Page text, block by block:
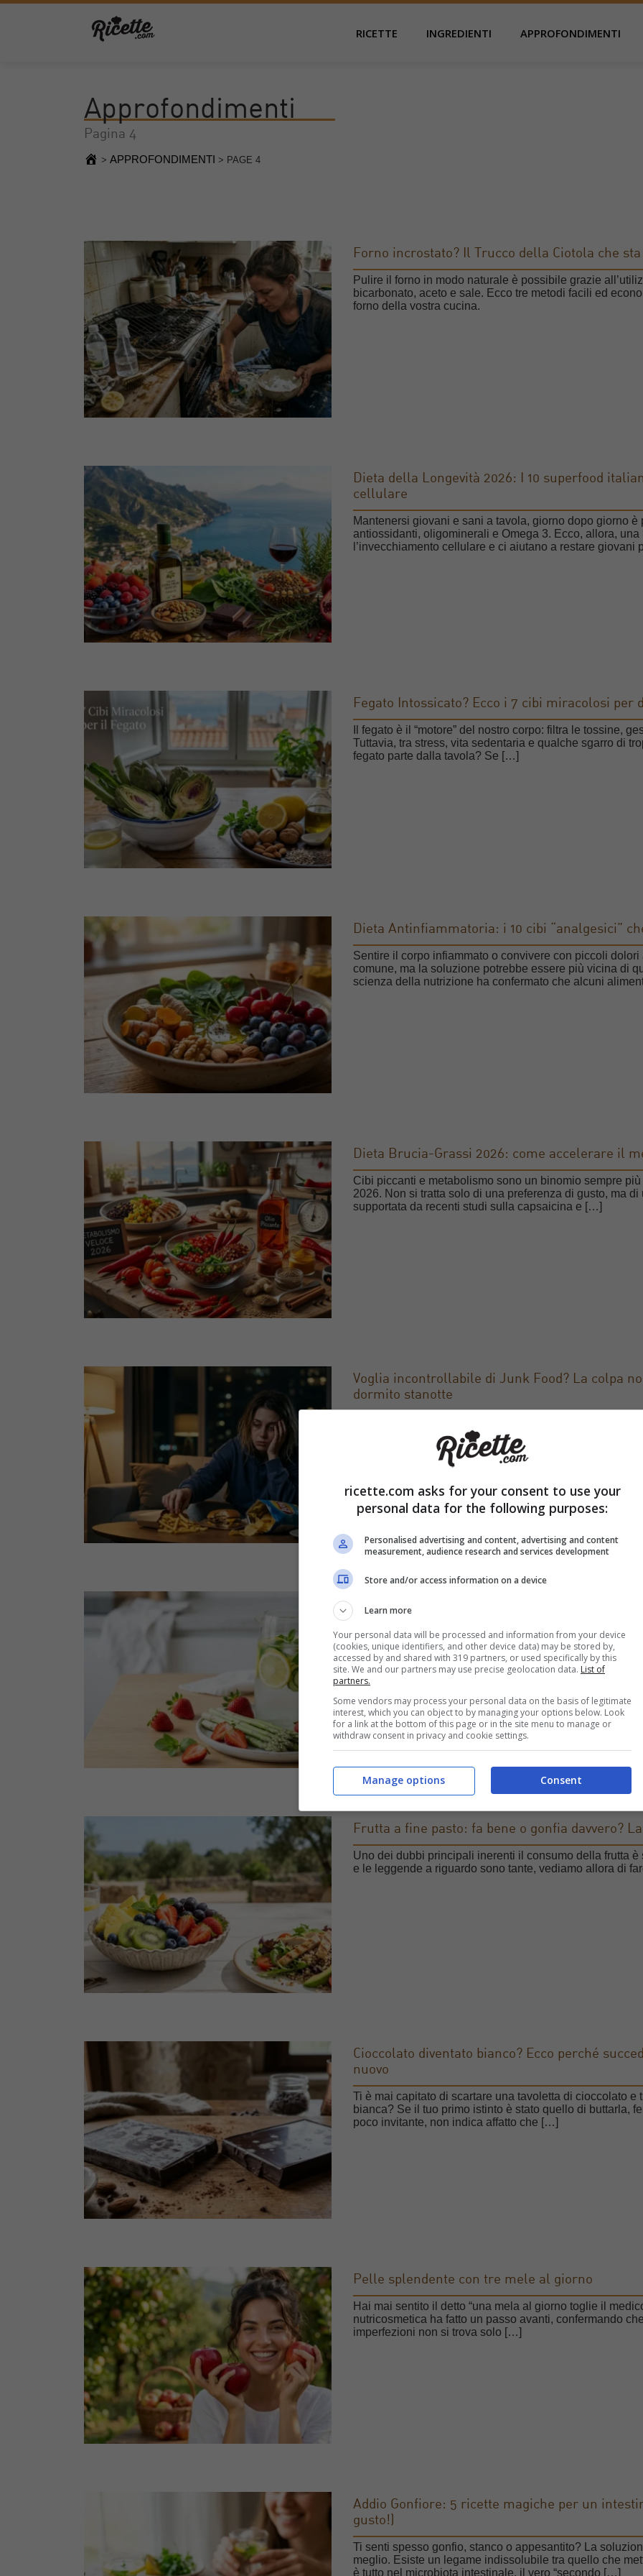
RICETTE INGREDIENTI APPROFONDIMENTI
Approfondimenti
Pagina 4
> APPROFONDIMENTI > PAGE 4
Forno incrostato? Il Trucco della Ciotola che
Pulire il forno in modo naturale è possibile grazie
bicarbonato, aceto e sale. Ecco tre metodi facili ed
forno della vostra cucina.
Dieta della Longevità 2026: I 10 superfood
cellulare
Mantenersi giovani e sani a tavola, giorno dopo giorno
antiossidanti, oligominerali e Omega 3. Ecco, allora,
l’invecchiamento cellulare e ci aiutano a restare giovani
Fegato Intossicato? Ecco i 7 cibi miracolosi
Il fegato è il “motore” del nostro corpo: filtra le tossine,
Tuttavia, tra stress, vita sedentaria e qualche sgarro di
fegato parte dalla tavola? Se […]
Dieta Antinfiammatoria: i 10 cibi “analgesici”
Sentire il corpo infiammato o convivere con piccoli
comune, ma la soluzione potrebbe essere più vicina di
scienza della nutrizione ha confermato che alcuni
Dieta Brucia-Grassi 2026: come accelerare il
Cibi piccanti e metabolismo sono un binomio sempre
2026. Non si tratta solo di una preferenza di gusto, ma
supportata da recenti studi sulla capsaicina e […]
Voglia incontrollabile di Junk Food? La colpa
dormito stanotte
Ti è mai capitato di svegliarti con un desiderio
o dolci ipercalorici? Se pensi che sia solo mancanza di
La scienza rivela che il vero […]
Cibi per disintossicarsi dopo Pasqua: la dieta
Se dopo il pranzo di Pasqua e la tradizionale grigliata di
l’addome gonfio, non sei il solo. Nel 2026, la
digiunare, ma scegliere gli alimenti giusti che […]
Frutta a fine pasto: fa bene o gonfia davvero?
Uno dei dubbi principali inerenti il consumo della frutta
e le leggende a riguardo sono tante, vediamo allora di
Cioccolato diventato bianco? Ecco perché
nuovo
Ti è mai capitato di scartare una tavoletta di cioccolato e
bianca? Se il tuo primo istinto è stato quello di buttarla,
poco invitante, non indica affatto che […]
Pelle splendente con tre mele al giorno
Hai mai sentito il detto “una mela al giorno toglie il
nutricosmetica ha fatto un passo avanti, confermando
imperfezioni non si trova solo […]
Addio Gonfiore: 5 ricette magiche per un
gusto!)
Ti senti spesso gonfio, stanco o appesantito? La
meglio. Esiste un legame indissolubile tra quello che
è tutto nel microbiota intestinale, il vero “secondo […]
ricette.com asks for your consent to use your
personal data for the following purposes:
Personalised advertising and content, advertising and content
measurement, audience research and services development
Store and/or access information on a device
Learn more
Your personal data will be processed and information from your device
(cookies, unique identifiers, and other device data) may be stored by,
accessed by and shared with 319 partners, or used specifically by this
site. We and our partners may use precise geolocation data. List of
partners.
Some vendors may process your personal data on the basis of legitimate
interest, which you can object to by managing your options below. Look
for a link at the bottom of this page or in the site menu to manage or
withdraw consent in privacy and cookie settings.
Consent
Manage options